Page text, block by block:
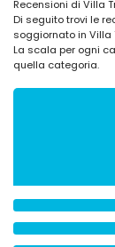
Recensioni di Villa
Di seguito trovi le
soggiornato in Villa
La scala per ogni
quella categoria.